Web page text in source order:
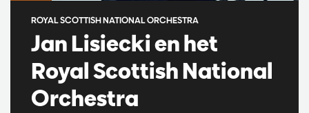
Jan Lisiecki en het
Royal Scottish National
Orchestra
ROYAL SCOTTISH NATIONAL ORCHESTRA